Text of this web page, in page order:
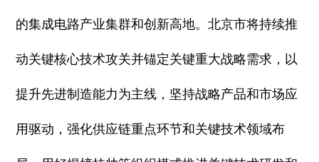
的集成电路产业集群和创新高地。北京市将持续推
动关键核心技术攻关并锚定关键重大战略需求，以
提升先进制造能力为主线，坚持战略产品和市场应
用驱动，强化供应链重点环节和关键技术领域布